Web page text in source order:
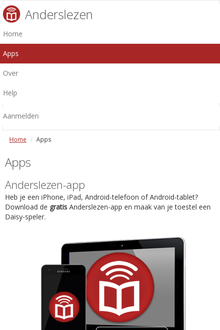
Anderslezen
Home
Apps
Over
Help
Aanmelden
Home Apps
Apps
Anderslezen-app
Heb je een iPhone, iPad, Android-telefoon of Android-tablet?
Download de gratis Anderslezen-app en maak van je toestel een
Daisy-speler.